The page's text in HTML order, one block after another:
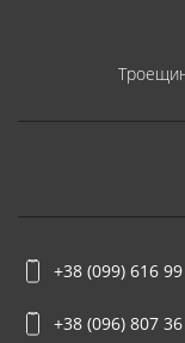
+38 (099) 616
+38 (096) 807